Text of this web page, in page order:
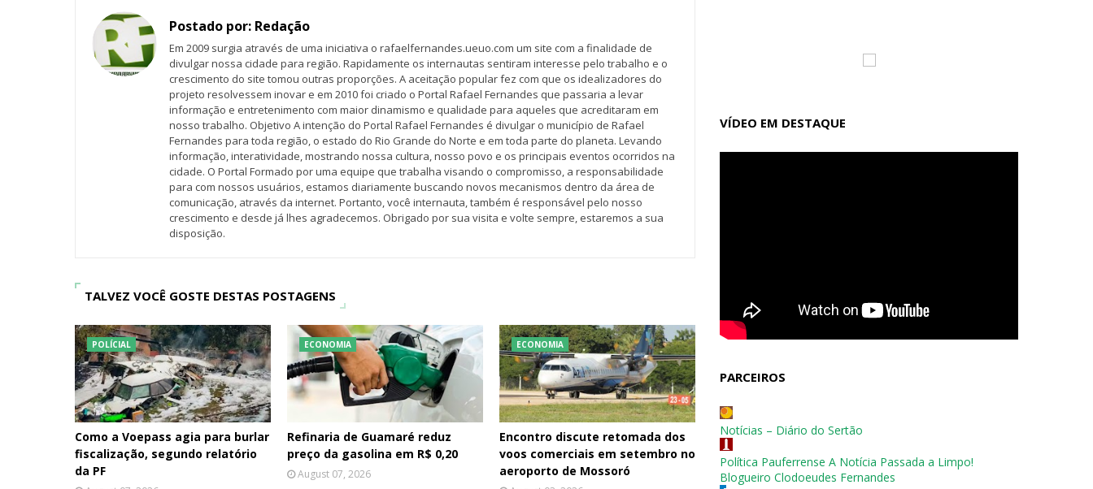
Postado por: Redação
Em 2009 surgia através de uma iniciativa o rafaelfernandes.ueuo.com um site com a finalidade de
divulgar nossa cidade para região. Rapidamente os internautas sentiram interesse pelo trabalho e o
crescimento do site tomou outras proporções. A aceitação popular fez com que os idealizadores do
projeto resolvessem inovar e em 2010 foi criado o Portal Rafael Fernandes que passaria a levar
informação e entretenimento com maior dinamismo e qualidade para aqueles que acreditaram em
nosso trabalho. Objetivo A intenção do Portal Rafael Fernandes é divulgar o município de Rafael
Fernandes para toda região, o estado do Rio Grande do Norte e em toda parte do planeta. Levando
informação, interatividade, mostrando nossa cultura, nosso povo e os principais eventos ocorridos na
cidade. O Portal Formado por uma equipe que trabalha visando o compromisso, a responsabilidade
para com nossos usuários, estamos diariamente buscando novos mecanismos dentro da área de
comunicação, através da internet. Portanto, você internauta, também é responsável pelo nosso
crescimento e desde já lhes agradecemos. Obrigado por sua visita e volte sempre, estaremos a sua
disposição.
TALVEZ VOCÊ GOSTE DESTAS POSTAGENS
POLÍCIAL
Como a Voepass agia para burlar
fiscalização, segundo relatório
da PF
ECONOMIA
Refinaria de Guamaré reduz
preço da gasolina em R$ 0,20
August 07, 2026
ECONOMIA
Encontro discute retomada dos
voos comerciais em setembro no
aeroporto de Mossoró
VÍDEO EM DESTAQUE
PARCEIROS
Notícias – Diário do Sertão
Política Pauferrense A Notícia Passada a Limpo!
Blogueiro Clodoeudes Fernandes